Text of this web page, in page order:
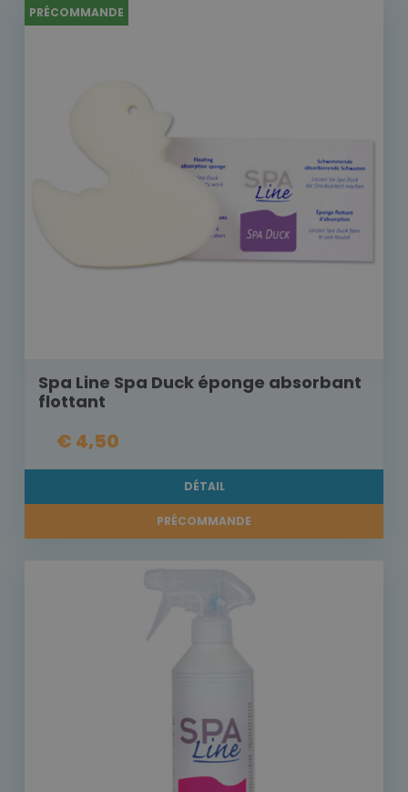
PRÉCOMMANDE
Spa Line Spa Duck éponge absorbant
flottant
€ 4,50
DÉTAIL
PRÉCOMMANDE